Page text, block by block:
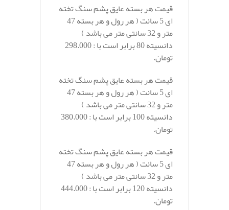
قیمت هر بسته عایق پشم سنگ تخته
ای 5 سانت ( هر رول و هر بسته 47
متر و 32 سانتی متر می باشد )
دانسیته 80 برابر است با : 298.000
تومان.
قیمت هر بسته عایق پشم سنگ تخته
ای 5 سانت ( هر رول و هر بسته 47
متر و 32 سانتی متر می باشد )
دانسیته 100 برابر است با : 380.000
تومان.
قیمت هر بسته عایق پشم سنگ تخته
ای 5 سانت ( هر رول و هر بسته 47
متر و 32 سانتی متر می باشد )
دانسیته 120 برابر است با : 444.000
تومان.